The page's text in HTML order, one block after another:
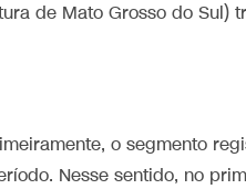
de Mato Grosso do Sul)
o segmento
Nesse sentido, no